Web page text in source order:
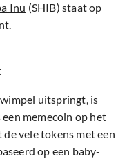
Inu (SHIB) staat op
uitspringt, is
memecoin op het
vele tokens met een
op een baby-